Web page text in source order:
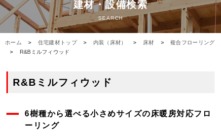
建材・設備検索
SEARCH
ホーム > 住宅建材トップ > 内装（床材） > 床材 >
複合フローリング
>
R&Bミルフィウッド
R&Bミルフィウッド
6樹種から選べる小さめサイズの床暖房対応フロ
ーリング